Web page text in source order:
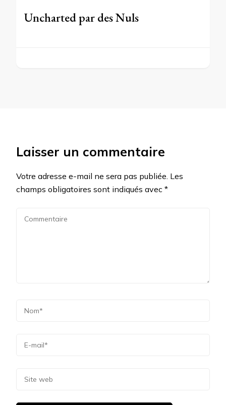
Uncharted par des Nuls
Laisser un commentaire
Votre adresse e-mail ne sera pas publiée. Les
champs obligatoires sont indiqués avec *